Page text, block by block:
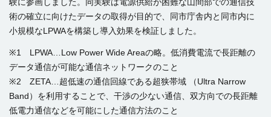
験に参画しました。同実験は電源供給が困難な山間部での通信技
術の確立に向けたデータの取得が目的で、同市庁舎内と同市内に
小規模なLPWAを構築し導入効果を検証しました。
※1 LPWA…Low Power Wide Areaの略。低消費電流で長距離の
データ通信が可能な通信ネットワークのこと
※2 ZETA…超低速の通信回線である超狭帯域 （Ultra Narrow
Band）を利用することで、干渉の少ない通信、双方向での長距離
低電力通信などを可能にした通信方法のこと